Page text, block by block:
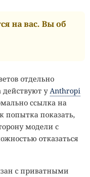
на вас. Вы об
отдельно
у Anthropi
ссылка на
попытка показать,
модели с
отказаться
с приватными